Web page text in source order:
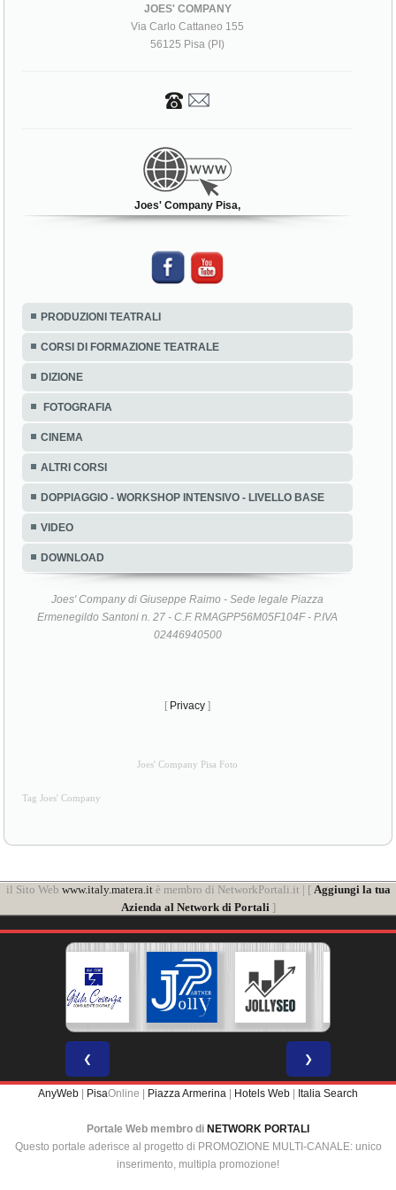
JOES' COMPANY
Via Carlo Cattaneo 155
56125 Pisa (PI)
Joes' Company Pisa,
PRODUZIONI TEATRALI
CORSI DI FORMAZIONE TEATRALE
DIZIONE
FOTOGRAFIA
CINEMA
ALTRI CORSI
DOPPIAGGIO - WORKSHOP INTENSIVO - LIVELLO BASE
VIDEO
DOWNLOAD
Joes' Company di Giuseppe Raimo - Sede legale Piazza
Ermenegildo Santoni n. 27 - C.F. RMAGPP56M05F104F - P.IVA
02446940500
[ Privacy ]
Joes' Company Pisa Foto
Tag Joes' Company
il Sito Web www.italy.matera.itè membro di NetworkPortali.it | [ Aggiungi la tua
Azienda al Network di Portali]
❮ ❯
AnyWeb PisaOnline | Piazza Armerina Hotels Web Italia Search
Portale Web membro di NETWORK PORTALI
Questo portale aderisce al progetto di PROMOZIONE MULTI-CANALE: unico
inserimento, multipla promozione!